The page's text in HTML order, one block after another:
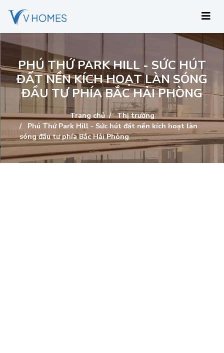
PHÚ THỨ PARK HILL - SỨC HÚT
ĐẤT NỀN KÍCH HOẠT LÀN SÓNG
ĐẦU TƯ PHÍA BẮC HẢI PHÒNG
Trang chủ
Thị trường
Phú Thứ Park Hill - Sức hút đất nền kích hoạt làn
sóng đầu tư phía Bắc Hải Phòng